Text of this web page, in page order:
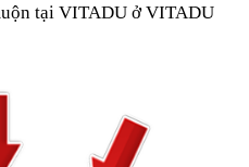
tại VITADU ở VITADU